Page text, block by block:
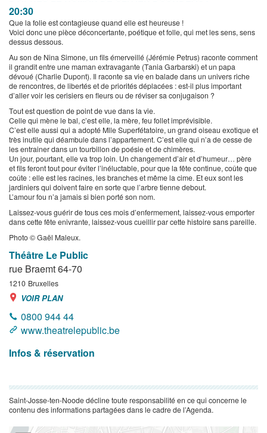
20:30
Que la folie est contagieuse quand elle est heureuse !
Voici donc une pièce déconcertante, poétique et folle, qui met les sens, sens
dessus dessous.
Au son de Nina Simone, un fils émerveillé (Jérémie Petrus) raconte comment
il grandit entre une maman extravagante (Tania Garbarski) et un papa
dévoué (Charlie Dupont). Il raconte sa vie en balade dans un univers riche
de rencontres, de libertés et de priorités déplacées : est-il plus important
d’aller voir les cerisiers en fleurs ou de réviser sa conjugaison ?
Tout est question de point de vue dans la vie.
Celle qui mène le bal, c’est elle, la mère, feu follet imprévisible.
C’est elle aussi qui a adopté Mlle Superfétatoire, un grand oiseau exotique et
très inutile qui déambule dans l’appartement. C’est elle qui n’a de cesse de
les entrainer dans un tourbillon de poésie et de chimères.
Un jour, pourtant, elle va trop loin. Un changement d’air et d’humeur… père
et fils feront tout pour éviter l’inéluctable, pour que la fête continue, coûte que
coûte : elle est les racines, les branches et même la cime. Et eux sont les
jardiniers qui doivent faire en sorte que l’arbre tienne debout.
L’amour fou n’a jamais si bien porté son nom.
Laissez-vous guérir de tous ces mois d’enfermement, laissez-vous emporter
dans cette fête enivrante, laissez-vous cueillir par cette histoire sans pareille.
Photo © Gaël Maleux.
Théâtre Le Public
rue Braemt 64-70
1210 Bruxelles
VOIR PLAN
0800 944 44
www.theatrelepublic.be
Infos & réservation
Saint-Josse-ten-Noode décline toute responsabilité en ce qui concerne le
contenu des informations partagées dans le cadre de l’Agenda.